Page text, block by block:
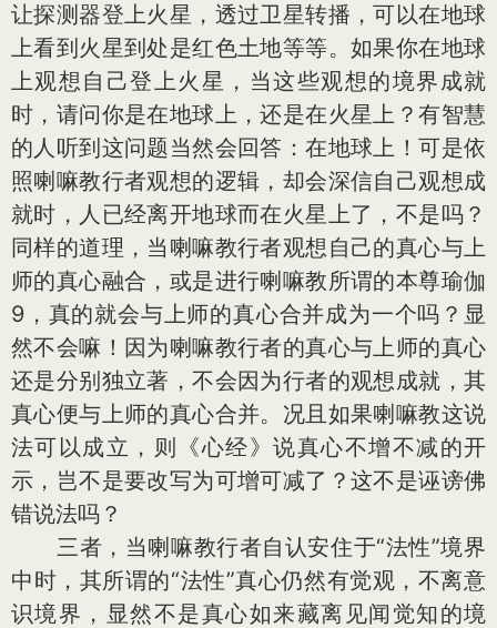
让探测器登上火星，透过卫星转播，可以在地球
上看到火星到处是红色土地等等。如果你在地球
上观想自己登上火星，当这些观想的境界成就
时，请问你是在地球上，还是在火星上？有智慧
的人听到这问题当然会回答：在地球上！可是依
照喇嘛教行者观想的逻辑，却会深信自己观想成
就时，人已经离开地球而在火星上了，不是吗？
同样的道理，当喇嘛教行者观想自己的真心与上
师的真心融合，或是进行喇嘛教所谓的本尊瑜伽
9，真的就会与上师的真心合并成为一个吗？显
然不会嘛！因为喇嘛教行者的真心与上师的真心
还是分别独立著，不会因为行者的观想成就，其
真心便与上师的真心合并。况且如果喇嘛教这说
法可以成立，则《心经》说真心不增不减的开
示，岂不是要改写为可增可减了？这不是诬谤佛
错说法吗？
三者，当喇嘛教行者自认安住于“法性”境界
中时，其所谓的“法性”真心仍然有觉观，不离意
识境界，显然不是真心如来藏离见闻觉知的境